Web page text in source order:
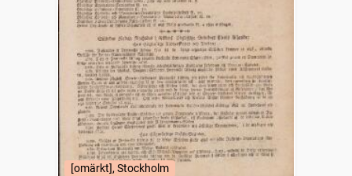
[omärkt], Stockholm